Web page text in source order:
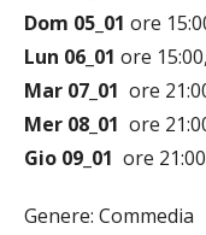
Dom 05_01 ore
Lun 06_01 ore
Mar 07_01 ore
Mer 08_01 ore
Gio 09_01 ore 21:00
Genere: Commedia